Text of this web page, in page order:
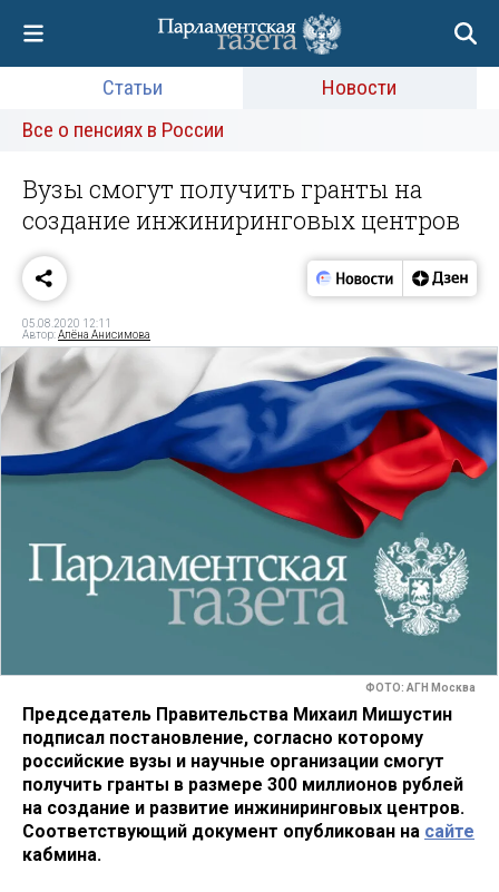
Статьи
Новости
Все о пенсиях в России
Вузы смогут получить гранты на
создание инжиниринговых центров
05.08.2020 12:11
Автор:Алёна Анисимова
ФОТО: АГН Москва
Председатель Правительства Михаил Мишустин
подписал постановление, согласно которому
российские вузы и научные организации смогут
получить гранты в размере 300 миллионов рублей
на создание и развитие инжиниринговых центров.
Соответствующий документ опубликован на сайте
кабмина.